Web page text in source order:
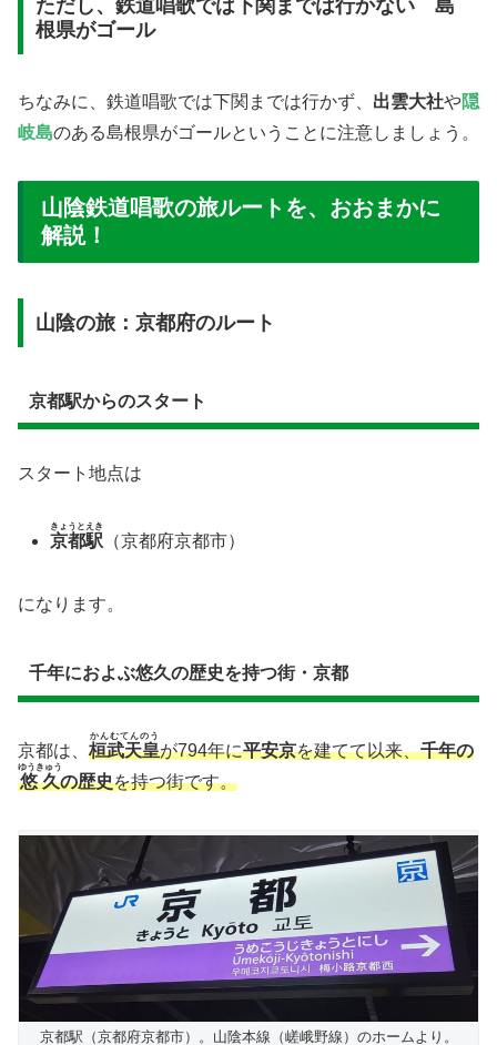
ただし、鉄道唱歌では下関までは行かない 島
根県がゴール
ちなみに、鉄道唱歌では下関までは行かず、 出雲大社や隠
岐島のある島根県がゴールということに注意しましょう。
山陰鉄道唱歌の旅ルートを、おおまかに
解説！
山陰の旅：京都府のルート
京都駅からのスタート
スタート地点は
京都駅
きょうとえき
（京都府京都市）
になります。
千年におよぶ悠久の歴史を持つ街・京都
京都は、 桓武天皇
かんむてんのう
が794年に平安京を建てて以来、千年の
悠久
ゆうきゅう
の歴史を持つ街です。
京都駅（京都府京都市）。山陰本線（嵯峨野線）のホームより。